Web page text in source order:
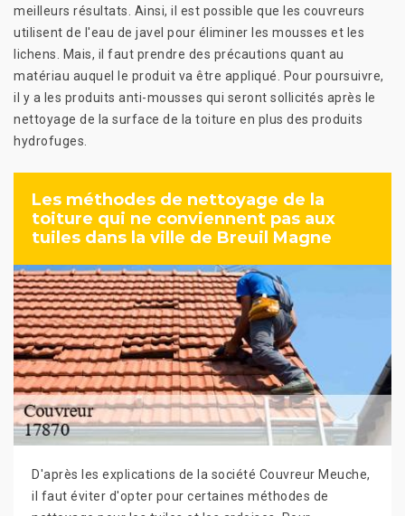
meilleurs résultats. Ainsi, il est possible que les couvreurs
utilisent de l'eau de javel pour éliminer les mousses et les
lichens. Mais, il faut prendre des précautions quant au
matériau auquel le produit va être appliqué. Pour poursuivre,
il y a les produits anti-mousses qui seront sollicités après le
nettoyage de la surface de la toiture en plus des produits
hydrofuges.
Les méthodes de nettoyage de la
toiture qui ne conviennent pas aux
tuiles dans la ville de Breuil Magne
D'après les explications de la société Couvreur Meuche,
il faut éviter d'opter pour certaines méthodes de